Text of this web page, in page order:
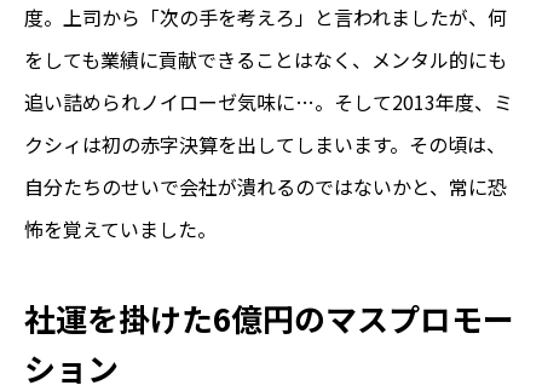
度。上司から「次の手を考えろ」と言われましたが、何
をしても業績に貢献できることはなく、メンタル的にも
追い詰められノイローゼ気味に…。そして2013年度、ミ
クシィは初の赤字決算を出してしまいます。その頃は、
自分たちのせいで会社が潰れるのではないかと、常に恐
怖を覚えていました。
社運を掛けた6億円のマスプロモー
ション